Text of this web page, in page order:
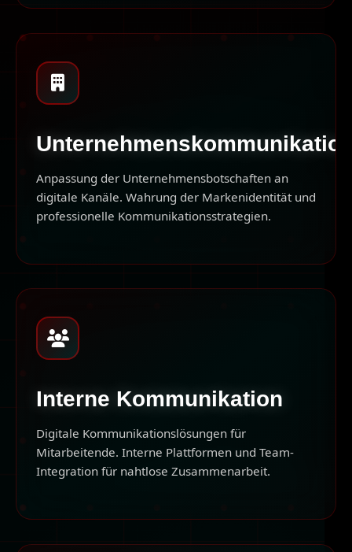
Anpassung der Unternehmensbotschaften an
digitale Kanäle. Wahrung der Markenidentität und
professionelle Kommunikationsstrategien.
Interne Kommunikation
Digitale Kommunikationslösungen für
Mitarbeitende. Interne Plattformen und Team-
Integration für nahtlose Zusammenarbeit.